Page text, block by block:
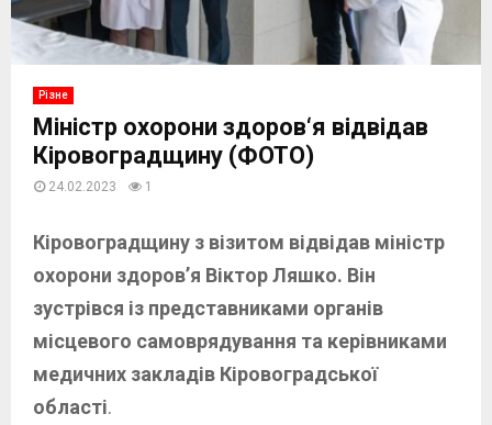
Різне
Міністр охорони здоров‘я відвідав
Кіровоградщину (ФОТО)
24.02.2023 1
Кіровоградщину з візитом відвідав міністр
охорони здоров’я Віктор Ляшко. Він
зустрівся із представниками органів
місцевого самоврядування та керівниками
медичних закладів Кіровоградської
області.